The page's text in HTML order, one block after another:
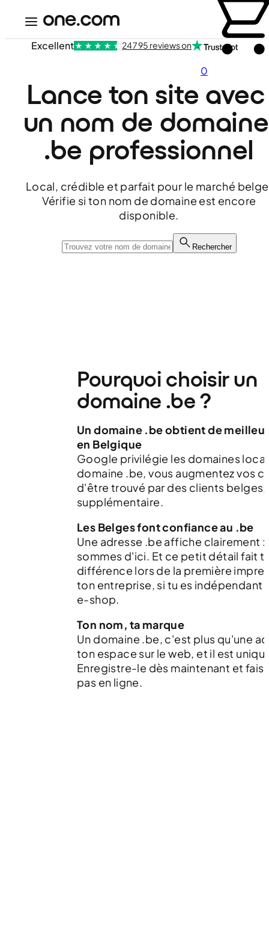
0
Excellent 24 795 reviews on
Lance ton site avec
un nom de domaine
.be professionnel
Local, crédible et parfait pour le marché
Vérifie si ton nom de domaine est encore
disponible.
Rechercher
Pourquoi choisir un
domaine .be ?
Un domaine .be obtient de
en Belgique
Google privilégie les domaines
domaine .be, vous augmentez vos
d'être trouvé par des clients
supplémentaire.
Les Belges font confiance au .be
Une adresse .be affiche clairement :
sommes d'ici. Et ce petit détail fait
différence lors de la première
ton entreprise, si tu es indépendant
e-shop.
Ton nom, ta marque
Un domaine .be, c'est plus qu'une
ton espace sur le web, et il est
Enregistre-le dès maintenant et fais
pas en ligne.